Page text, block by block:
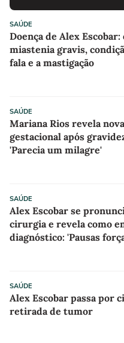
SAÚDE
Doença de Alex Escobar:
miastenia gravis,
fala e a mastigação
SAÚDE
Mariana Rios revela
gestacional após
'Parecia um milagre'
SAÚDE
Alex Escobar se
cirurgia e revela como
diagnóstico: 'Pausas
SAÚDE
Alex Escobar passa por
retirada de tumor